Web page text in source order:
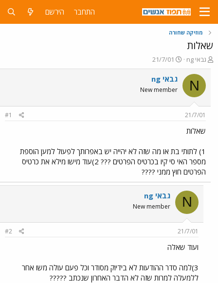
התחבר הירשם
מוזיקה שחורה
שאלות
פ
ו
ת
ח
ה
ש
א
ng גבאי
פ
ו
ר
ם
21/7/01
N ng גבאי
New member
21/7/01
#1
שאלות
1) לתותי בת או מה שזה לא יהייה יש באפרותך לפעול למען הוספת
מספר האי סי קיו בכרטיס הפרטים ??? 2)עוד מישו מילא את כרטיס
הפרטים חוץ ממני ????
N ng גבאי
New member
21/7/01
#2
ועוד שאלה
3)למה סדר ההודעות לא בידיוק מסודר וכל פעם עולה משו אחר
ללמעלה למרות שזה לא הדבר האחרון שנכתב ?????